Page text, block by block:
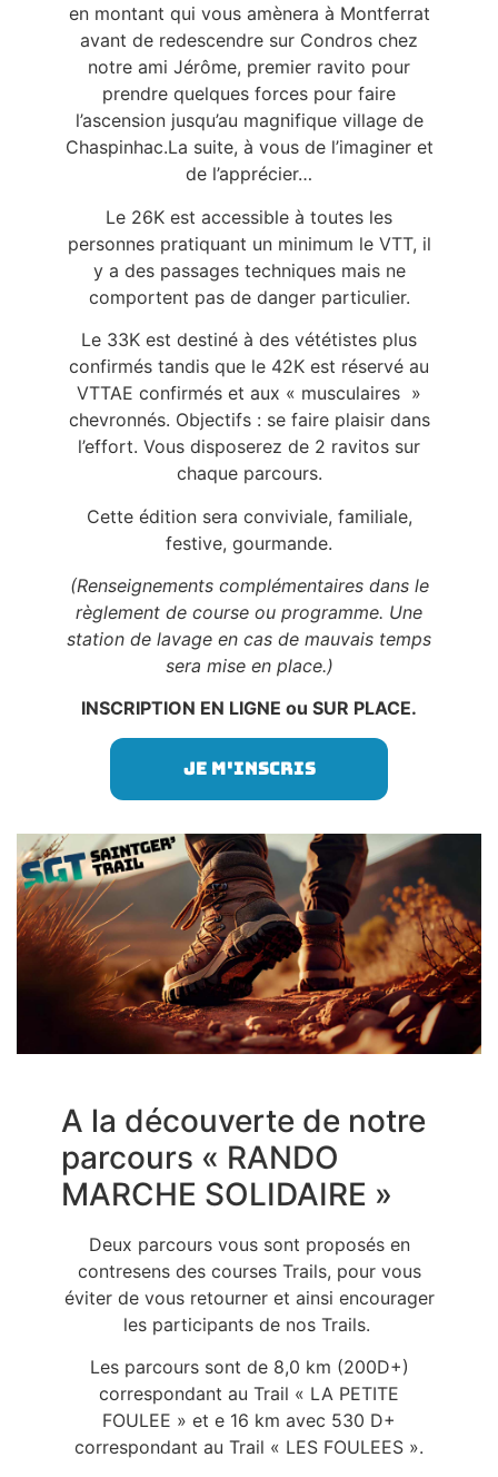
en montant qui vous amènera à Montferrat
avant de redescendre sur Condros chez
notre ami Jérôme, premier ravito pour
prendre quelques forces pour faire
l’ascension jusqu’au magnifique village de
Chaspinhac.La suite, à vous de l’imaginer et
de l’apprécier…
Le 26K est accessible à toutes les
personnes pratiquant un minimum le VTT, il
y a des passages techniques mais ne
comportent pas de danger particulier.
Le 33K est destiné à des vététistes plus
confirmés tandis que le 42K est réservé au
VTTAE confirmés et aux « musculaires »
chevronnés. Objectifs : se faire plaisir dans
l’effort. Vous disposerez de 2 ravitos sur
chaque parcours.
Cette édition sera conviviale, familiale,
festive, gourmande.
(Renseignements complémentaires dans le
règlement de course ou programme. Une
station de lavage en cas de mauvais temps
sera mise en place.)
INSCRIPTION EN LIGNE ou SUR PLACE.
Je m'inscris
A la découverte de notre
parcours « RANDO
MARCHE SOLIDAIRE »
Deux parcours vous sont proposés en
contresens des courses Trails, pour vous
éviter de vous retourner et ainsi encourager
les participants de nos Trails.
Les parcours sont de 8,0 km (200D+)
correspondant au Trail « LA PETITE
FOULEE » et e 16 km avec 530 D+
correspondant au Trail « LES FOULEES ».